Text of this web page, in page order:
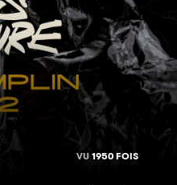
VU 1950 FOIS